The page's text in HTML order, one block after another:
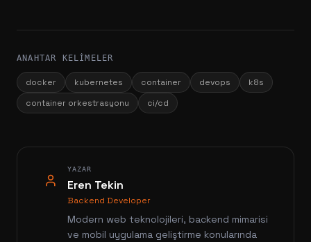
ANAHTAR KELIMELER
docker kubernetes container devops
k8s
container orkestrasyonu
ci/cd
YAZAR
Eren Tekin
Backend Developer
Modern web teknolojileri, backend mimarisi
ve mobil uygulama geliştirme konularında